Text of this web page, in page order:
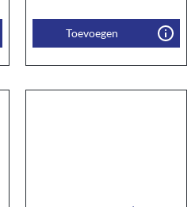
Toevoegen